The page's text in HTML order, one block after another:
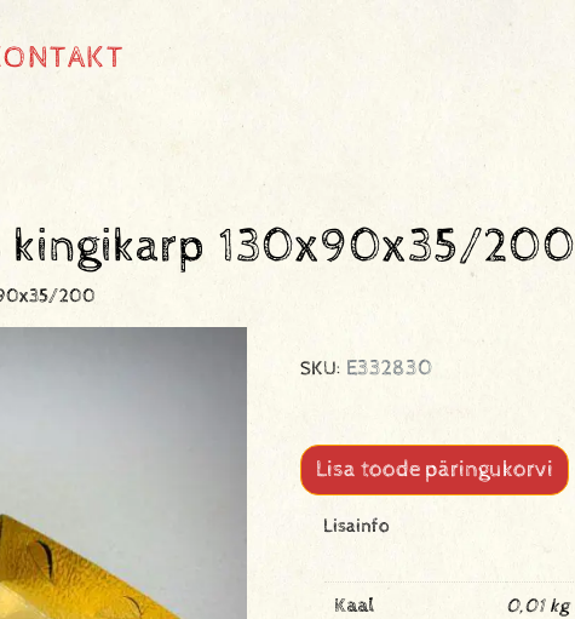
kingikarp 130x90x35/200
200
SKU: E332830
Lisa toode päringukorvi
Lisainfo
Kaal 0,01 kg